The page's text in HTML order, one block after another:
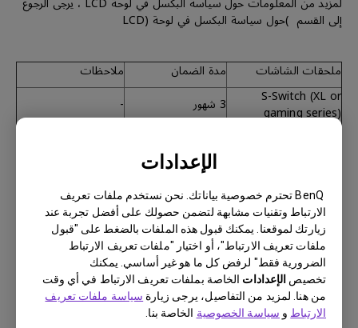
الإعدادات
BenQ تحترم خصوصية بياناتك. نحن نستخدم ملفات تعريف
الارتباط وتقنيات مشابهة لتضمن حصولك على أفضل تجربة عند
زيارتك لموقعنا. يمكنك قبول هذه الملفات بالضغط على "قبول
ملفات تعريف الارتباط"، أو اختيار "ملفات تعريف الارتباط
الضرورية فقط" لرفض كل ما هو غير أساسي. يمكنك
تخصيص الإعدادات الخاصة بملفات تعريف الارتباط في أي وقت
من هنا. لمزيد من التفاصيل، يرجى زيارة سياسة ملفات تعريف
الارتباط و سياسة الخصوصية الخاصة بنا.
إلى القسم )حول سياسة البكسل في لوحة (LCD
ملحقات الشاشات مدة الضمان
ملاحظات
S-Switch (XL or
gaming series) 3 شهور
-
الملحقات الأخرى والقطع الإستهلاكية
القطع الإستهلاكية بما في ذلك كابلات الإشارة، كابل الطاقة، كابل،
كاUSB أو أي عنصر لم يرد ذكره على وجه التحديد في هذا المستند لا